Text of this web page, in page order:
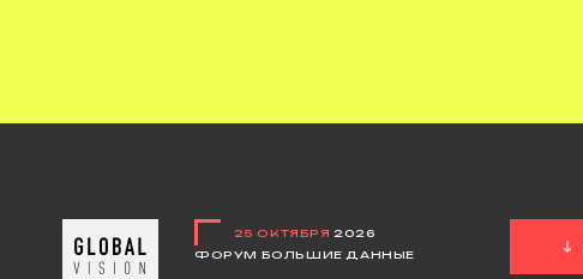
25 ОКТЯБРЯ 2026
ФОРУМ БОЛЬШИЕ ДАННЫЕ